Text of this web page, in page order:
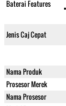
Baterai Features
Jenis Caj Cepat
Nama Produk
Prosesor Merek
Nama Prosesor